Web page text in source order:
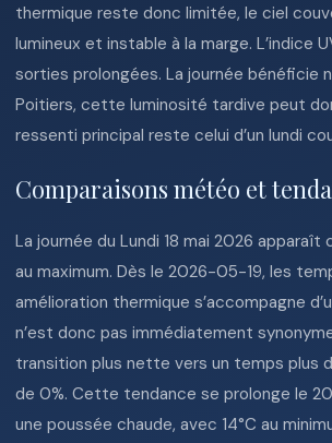
thermique reste donc limitée, le ciel
lumineux et instable à la marge. L’indice
sorties prolongées. La journée bénéficie
Poitiers, cette luminosité tardive peut
ressenti principal reste celui d’un lundi
Comparaisons météo et
La journée du Lundi 18 mai 2026
au maximum. Dès le 2026-05-19, les
amélioration thermique s’accompagne
n’est donc pas immédiatement
transition plus nette vers un temps plus
de 0%. Cette tendance se prolonge le
une poussée chaude, avec 14°C au